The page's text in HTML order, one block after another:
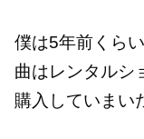
僕は5年前くら
曲はレンタルシ
購入していまい